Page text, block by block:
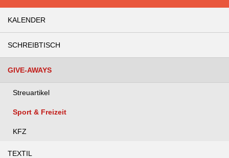
KALENDER
SCHREIBTISCH
GIVE-AWAYS
Streuartikel
Sport & Freizeit
KFZ
TEXTIL